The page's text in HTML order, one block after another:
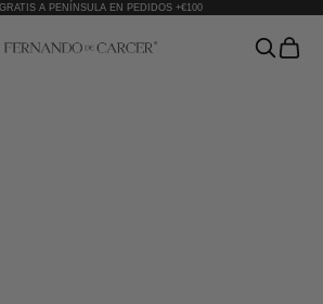
A PENÍNSULA EN PEDIDOS +€100
Fernando de Cárcer AbrirAbrir